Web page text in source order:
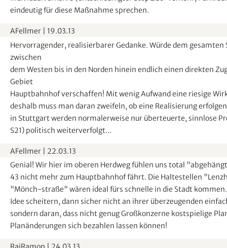
eindeutig für diese Maßnahme sprechen.
AFellmer
19.03.13
Hervorragender, realisierbarer Gedanke. Würde dem
zwischen
dem Westen bis in den Norden hinein endlich einen direkten
Gebiet
Hauptbahnhof verschaffen! Mit wenig Aufwand eine riesige
deshalb muss man daran zweifeln, ob eine Realisierung
in Stuttgart werden normalerweise nur überteuerte, sinnlose
S21) politisch weiterverfolgt...
AFellmer
22.03.13
Genial! Wir hier im oberen Herdweg fühlen uns total
43 nicht mehr zum Hauptbahnhof fährt. Die Haltestellen
"Mönch-straße" wären ideal fürs schnelle in die Stadt
Idee scheitern, dann sicher nicht an ihrer überzeugenden
sondern daran, dass nicht genug Großkonzerne kostspielige
Planänderungen sich bezahlen lassen können!